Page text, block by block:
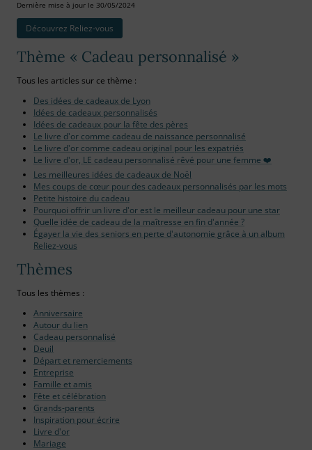
Dernière mise à jour le 30/05/2024
Découvrez Reliez‑vous
Thème « Cadeau personnalisé »
Tous les articles sur ce thème :
Des idées de cadeaux de Lyon
Idées de cadeaux personnalisés
Idées de cadeaux pour la fête des pères
Le livre d'or comme cadeau de naissance personnalisé
Le livre d'or comme cadeau original pour les expatriés
Le livre d'or, LE cadeau personnalisé rêvé pour une femme ❤️
Les meilleures idées de cadeaux de Noël
Mes coups de cœur pour des cadeaux personnalisés par les mots
Petite histoire du cadeau
Pourquoi offrir un livre d'or est le meilleur cadeau pour une star
Quelle idée de cadeau de la maîtresse en fin d'année ?
Égayer la vie des seniors en perte d'autonomie grâce à un album
Reliez-vous
Thèmes
Tous les thèmes :
Anniversaire
Autour du lien
Cadeau personnalisé
Deuil
Départ et remerciements
Entreprise
Famille et amis
Fête et célébration
Grands-parents
Inspiration pour écrire
Livre d'or
Mariage